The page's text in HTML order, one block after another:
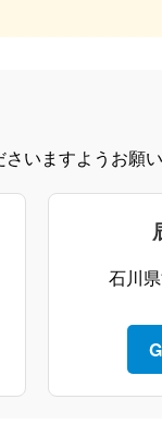
いますようお願い
石川